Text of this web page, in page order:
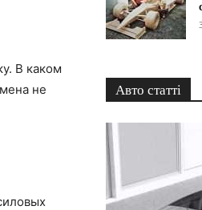
В каком
не
Авто статті